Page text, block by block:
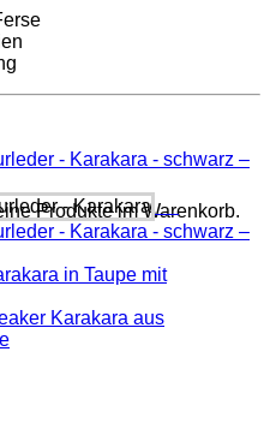
Produkte im Warenkorb.